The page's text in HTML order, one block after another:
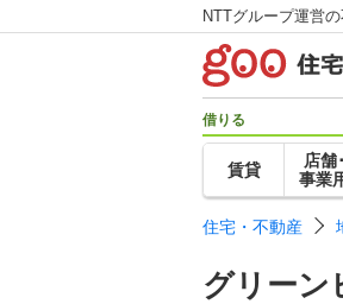
NTTグループ運営
借りる
賃貸
店舗･
事業
住宅・不動産
グリーン